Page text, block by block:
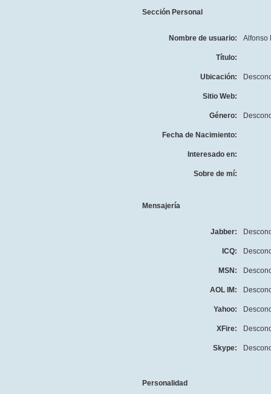
Sección Personal
Nombre de usuario: Alfonso
Título:
Ubicación:
Sitio Web:
Género:
Fecha de Nacimiento:
Interesado en:
Sobre de mí:
Mensajería
Jabber:
ICQ:
MSN:
AOL IM:
Yahoo:
XFire:
Skype:
Personalidad